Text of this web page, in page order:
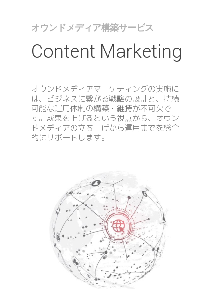
オウンドメディア構築サービス
Content Marketing
オウンドメディアマーケティングの実施に
は、ビジネスに繋がる戦略の設計と、持続
可能な運用体制の構築・維持が不可欠で
す。成果を上げるという視点から、オウン
ドメディアの立ち上げから運用までを総合
的にサポートします。